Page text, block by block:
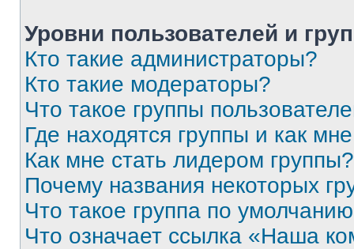
Уровни пользователей и
Кто такие администраторы?
Кто такие модераторы?
Что такое группы
Где находятся группы и как
Как мне стать лидером группы?
Почему названия некоторых
Что такое группа по
Что означает ссылка «Наша